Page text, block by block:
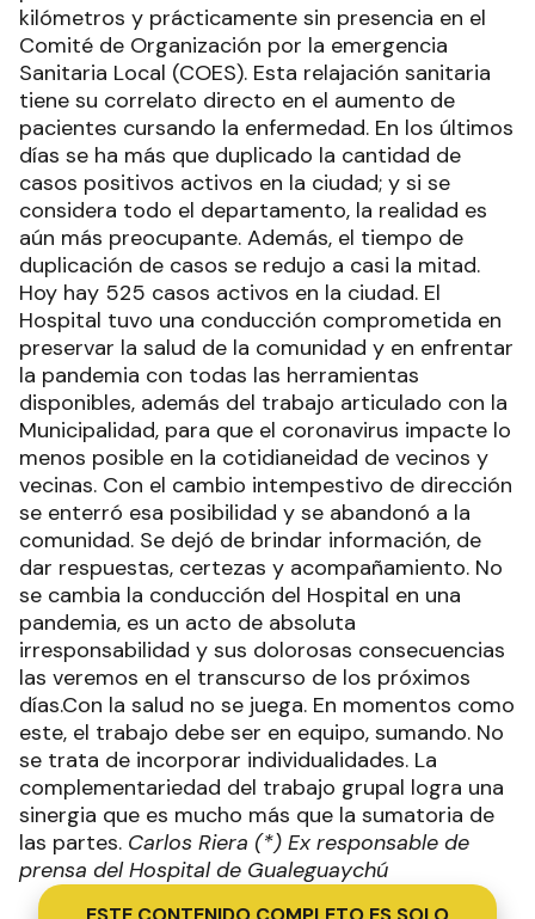
kilómetros y prácticamente sin presencia en el
Comité de Organización por la emergencia
Sanitaria Local (COES). Esta relajación sanitaria
tiene su correlato directo en el aumento de
pacientes cursando la enfermedad. En los últimos
días se ha más que duplicado la cantidad de
casos positivos activos en la ciudad; y si se
considera todo el departamento, la realidad es
aún más preocupante. Además, el tiempo de
duplicación de casos se redujo a casi la mitad.
Hoy hay 525 casos activos en la ciudad. El
Hospital tuvo una conducción comprometida en
preservar la salud de la comunidad y en enfrentar
la pandemia con todas las herramientas
disponibles, además del trabajo articulado con la
Municipalidad, para que el coronavirus impacte lo
menos posible en la cotidianeidad de vecinos y
vecinas. Con el cambio intempestivo de dirección
se enterró esa posibilidad y se abandonó a la
comunidad. Se dejó de brindar información, de
dar respuestas, certezas y acompañamiento. No
se cambia la conducción del Hospital en una
pandemia, es un acto de absoluta
irresponsabilidad y sus dolorosas consecuencias
las veremos en el transcurso de los próximos
días.Con la salud no se juega. En momentos como
este, el trabajo debe ser en equipo, sumando. No
se trata de incorporar individualidades. La
complementariedad del trabajo grupal logra una
sinergia que es mucho más que la sumatoria de
las partes. Carlos Riera (*) Ex responsable de
prensa del Hospital de Gualeguaychú